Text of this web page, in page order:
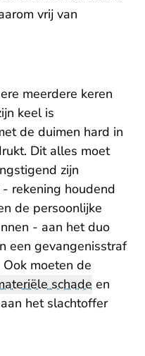
vrij van
meerdere keren
keel is
de duimen hard in
Dit alles moet
zijn
rekening houdend
de persoonlijke
- aan het duo
een gevangenisstraf
moeten de
schade en
het slachtoffer